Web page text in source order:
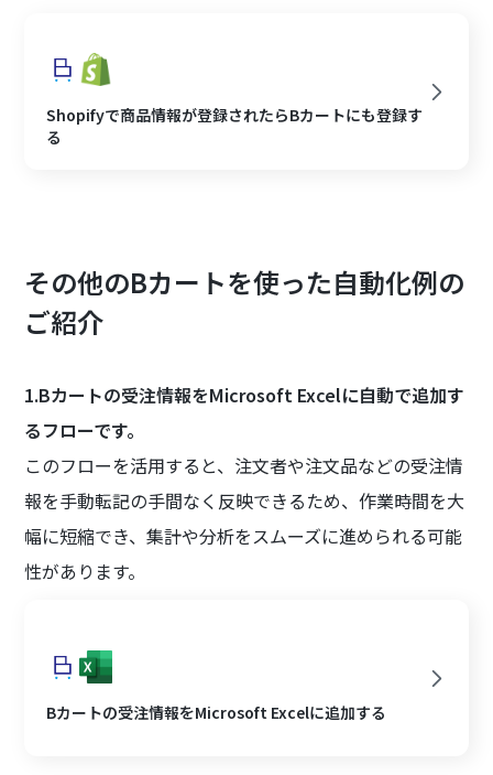
Shopifyで商品情報が登録されたらBカートにも登録す
る
その他のBカートを使った自動化例の
ご紹介
1.Bカートの受注情報をMicrosoft Excelに自動で追加す
るフローです。
このフローを活用すると、注文者や注文品などの受注情
報を手動転記の手間なく反映できるため、作業時間を大
幅に短縮でき、集計や分析をスムーズに進められる可能
性があります。
Bカートの受注情報をMicrosoft Excelに追加する